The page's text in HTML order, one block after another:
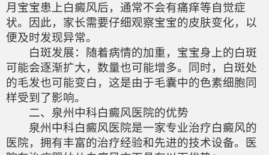
月宝宝患上白癜风后，通常不会有痛痒等自觉症
状。因此，家长需要仔细观察宝宝的皮肤变化，以
便及时发现异常。
白斑发展：随着病情的加重，宝宝身上的白斑
可能会逐渐扩大，数量也可能增多。同时，白斑处
的毛发也可能变白，这是由于毛囊中的色素细胞同
样受到了影响。
二、泉州中科白癜风医院的优势
泉州中科白癜风医院是一家专业治疗白癜风的
医院，拥有丰富的治疗经验和先进的技术设备。医